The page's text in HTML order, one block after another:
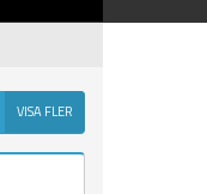
VISA FLER